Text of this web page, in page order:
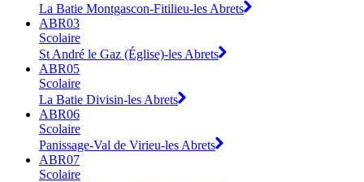
La Batie Montgascon-Fitilieu-les Abrets
ABR03
Scolaire
St André le Gaz (Église)-les Abrets
ABR05
Scolaire
La Batie Divisin-les Abrets
ABR06
Scolaire
Panissage-Val de Virieu-les Abrets
ABR07
Scolaire